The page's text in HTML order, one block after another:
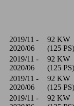
2019/11 -
2020/06
92 KW
(125 PS)
2019/11 -
2020/06
92 KW
(125 PS)
2019/11 -
2020/06
92 KW
(125 PS)
2019/11 -
92 KW